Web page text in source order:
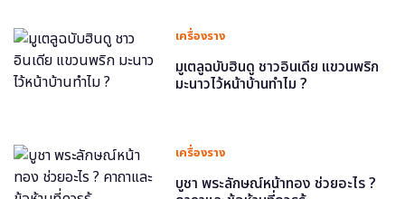
เครื่องราง
มูเตลูฉบับฮินดู ชาวอินเดีย แขวนพริก
มะนาวไว้หน้าบ้านทำไม ?
เครื่องราง
บูชา พระลักษณ์หน้าทอง ช่วยอะไร ?